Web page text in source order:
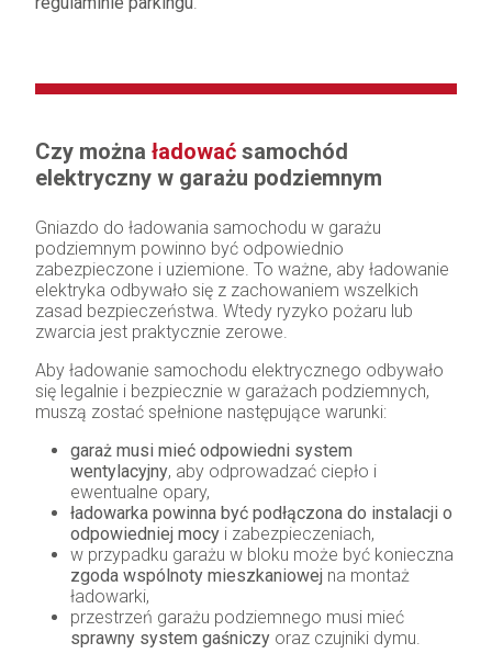
Czy można ładować samochód
elektryczny w garażu podziemnym
Gniazdo do ładowania samochodu w garażu
podziemnym powinno być odpowiednio
zabezpieczone i uziemione. To ważne, aby ładowanie
elektryka odbywało się z zachowaniem wszelkich
zasad bezpieczeństwa. Wtedy ryzyko pożaru lub
zwarcia jest praktycznie zerowe.
Aby ładowanie samochodu elektrycznego odbywało
się legalnie i bezpiecznie w garażach podziemnych,
muszą zostać spełnione następujące warunki:
garaż musi mieć odpowiedni system
wentylacyjny, aby odprowadzać ciepło i
ewentualne opary,
ładowarka powinna być podłączona do instalacji o
odpowiedniej mocy i zabezpieczeniach,
w przypadku garażu w bloku może być konieczna
zgoda wspólnoty mieszkaniowej na montaż
ładowarki,
przestrzeń garażu podziemnego musi mieć
sprawny system gaśniczy oraz czujniki dymu.